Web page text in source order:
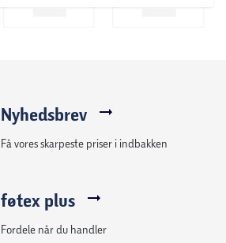
Nyhedsbrev
Få vores skarpeste priser i indbakken
føtex plus
Fordele når du handler